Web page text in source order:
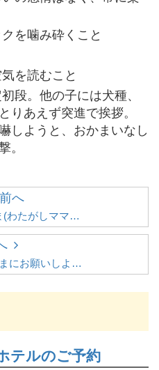
を噛み砕くこと
を読むこと
段。他の子には犬種、
りあえず突進で挨拶。
しようと、おかまいなし
。
前へ
(わたがしママ…
にお願いしよ…
テルのご予約